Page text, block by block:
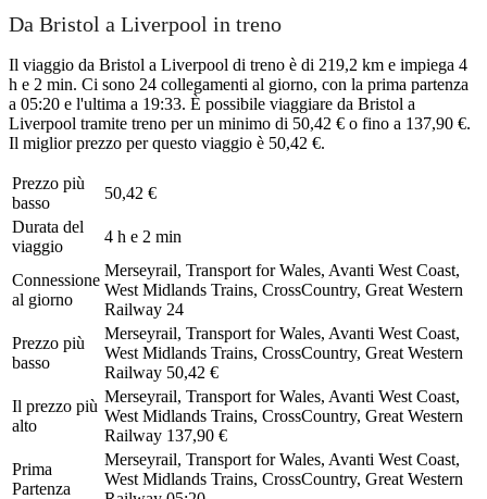
Da Bristol a Liverpool in treno
Il viaggio da Bristol a Liverpool di treno è di 219,2 km e impiega 4
h e 2 min. Ci sono 24 collegamenti al giorno, con la prima partenza
a 05:20 e l'ultima a 19:33. È possibile viaggiare da Bristol a
Liverpool tramite treno per un minimo di 50,42 € o fino a 137,90 €.
Il miglior prezzo per questo viaggio è 50,42 €.
Prezzo più
basso
50,42 €
Durata del
viaggio
4 h e 2 min
Connessione
al giorno
Merseyrail, Transport for Wales, Avanti West Coast,
West Midlands Trains, CrossCountry, Great Western
Railway 24
Prezzo più
basso
Merseyrail, Transport for Wales, Avanti West Coast,
West Midlands Trains, CrossCountry, Great Western
Railway 50,42 €
Il prezzo più
alto
Merseyrail, Transport for Wales, Avanti West Coast,
West Midlands Trains, CrossCountry, Great Western
Railway 137,90 €
Prima
Partenza
Merseyrail, Transport for Wales, Avanti West Coast,
West Midlands Trains, CrossCountry, Great Western